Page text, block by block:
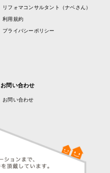
リフォマコンサルタント（ナベさん）
利用規約
プライバシーポリシー
お問い合わせ
お問い合わせ